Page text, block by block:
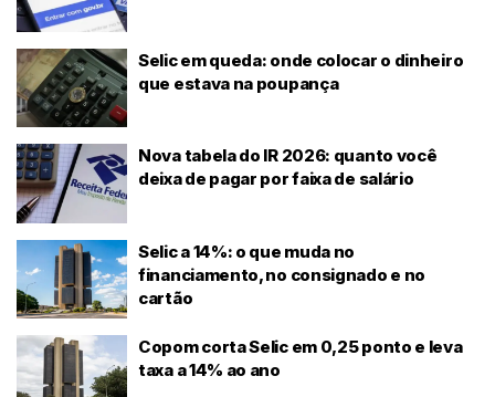
Selic em queda: onde colocar o dinheiro
que estava na poupança
Nova tabela do IR 2026: quanto você
deixa de pagar por faixa de salário
Selic a 14%: o que muda no
financiamento, no consignado e no
cartão
Copom corta Selic em 0,25 ponto e leva
taxa a 14% ao ano